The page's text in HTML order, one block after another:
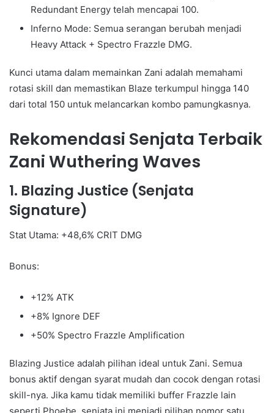
Redundant Energy telah mencapai 100.
Inferno Mode: Semua serangan berubah menjadi
Heavy Attack + Spectro Frazzle DMG.
Kunci utama dalam memainkan Zani adalah memahami
rotasi skill dan memastikan Blaze terkumpul hingga 140
dari total 150 untuk melancarkan kombo pamungkasnya.
Rekomendasi Senjata Terbaik
Zani Wuthering Waves
1. Blazing Justice (Senjata
Signature)
Stat Utama: +48,6% CRIT DMG
Bonus:
+12% ATK
+8% Ignore DEF
+50% Spectro Frazzle Amplification
Blazing Justice adalah pilihan ideal untuk Zani. Semua
bonus aktif dengan syarat mudah dan cocok dengan rotasi
skill-nya. Jika kamu tidak memiliki buffer Frazzle lain
seperti Phoebe, senjata ini menjadi pilihan nomor satu.